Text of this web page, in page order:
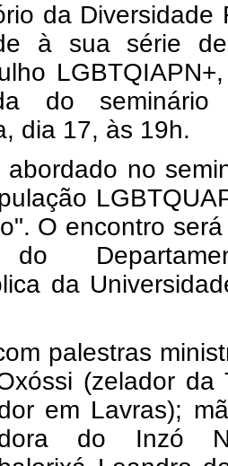
da Diversidade
à sua série
do seminário
dia 17, às 19h.
no
O encontro
da
palestras
(zelador da
em Lavras);
do Inzó